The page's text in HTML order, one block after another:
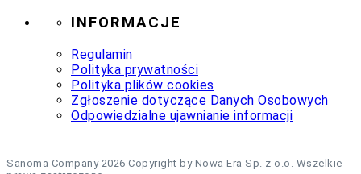
INFORMACJE
Regulamin
Polityka prywatności
Polityka plików cookies
Zgłoszenie dotyczące Danych Osobowych
Odpowiedzialne ujawnianie informacji
Sanoma Company 2026 Copyright by Nowa Era Sp. z o.o. Wszelkie